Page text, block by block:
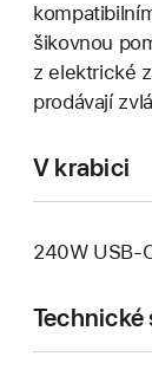
šikovnou
z elektrické
prodávají
V krabici
240W